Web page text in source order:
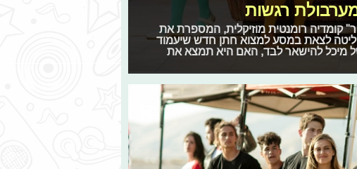
רגשות
קומדיה רומנטית מוזיקלית, המספרת את
לצאת במסע למצוא חתן חדש שיעמוד
מיכל להישאר לבד, האם היא תמצא את